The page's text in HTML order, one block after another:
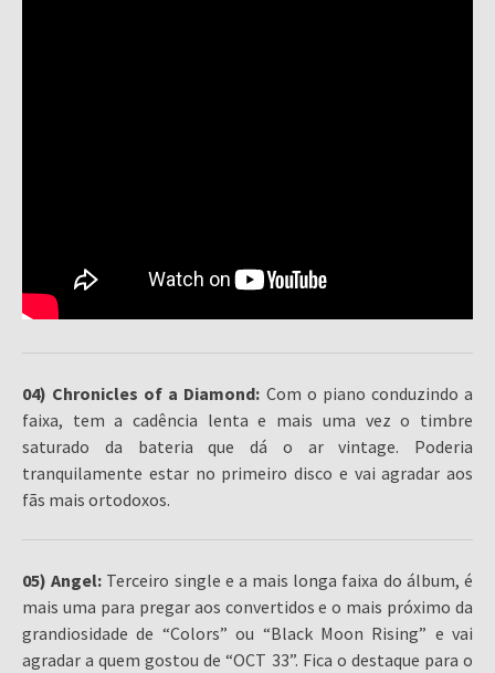
04) Chronicles of a Diamond: Com o piano conduzindo a
faixa, tem a cadência lenta e mais uma vez o timbre
saturado da bateria que dá o ar vintage. Poderia
tranquilamente estar no primeiro disco e vai agradar aos
fãs mais ortodoxos.
05) Angel: Terceiro single e a mais longa faixa do álbum, é
mais uma para pregar aos convertidos e o mais próximo da
grandiosidade de “Colors” ou “Black Moon Rising” e vai
agradar a quem gostou de “OCT 33”. Fica o destaque para o